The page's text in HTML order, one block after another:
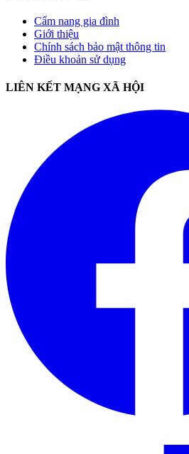
Cẩm nang gia đình
Giới thiệu
Chính sách bảo mật thông tin
Điều khoản sử dụng
LIÊN KẾT MẠNG XÃ HỘI